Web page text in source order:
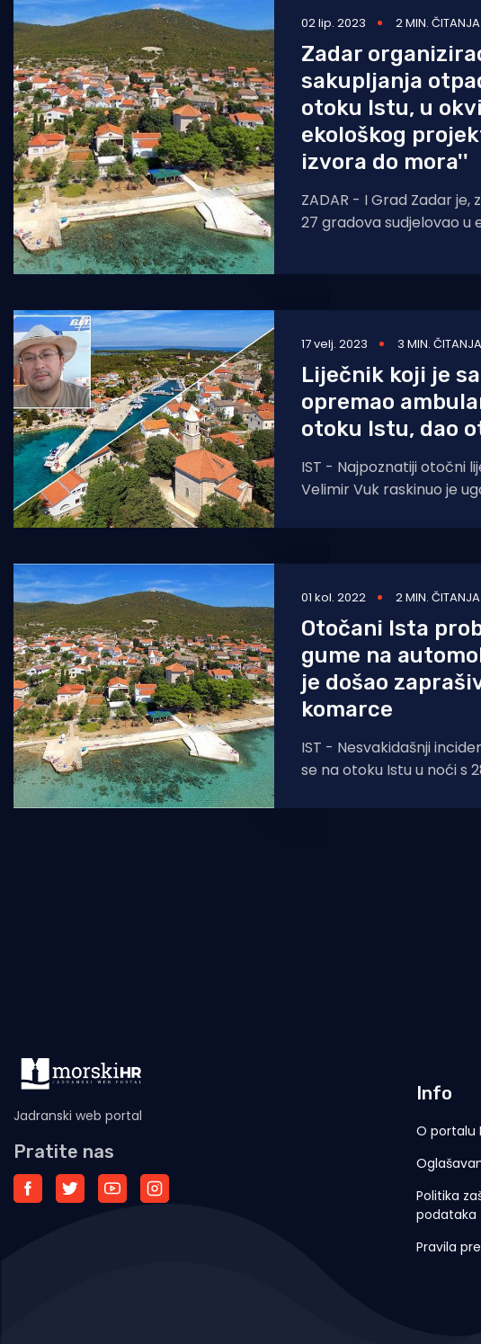
02 lip. 2023 2 MIN. ČITANJA
Zadar
sakupljanja
otoku Istu, u
ekološkog
izvora do mora''
ZADAR - I Grad Zadar je,
27 gradova sudjelovao u
17 velj. 2023 3 MIN. ČITANJA
Liječnik koji je
opremao
otoku Istu, dao
IST - Najpoznatiji otočni
Velimir Vuk raskinuo je
Nakon iznenadnog
01 kol. 2022 2 MIN. ČITANJA
Otočani Ista
gume na
je došao
komarce
IST - Nesvakidašnji
se na otoku Istu u noći s
stigli
Jadranski web portal
Pratite nas
Info
O portalu
Politika
podataka
Pravila